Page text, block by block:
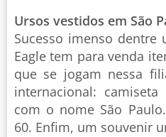
Ursos vestidos em São
Sucesso imenso dentre
Eagle tem para venda
que se jogam nessa
internacional:
com o nome São
60. Enfim, um souvenir